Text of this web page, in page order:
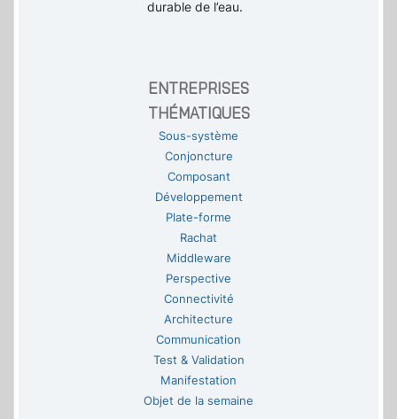
durable de l’eau.
ENTREPRISES
THÉMATIQUES
Sous-système
Conjoncture
Composant
Développement
Plate-forme
Rachat
Middleware
Perspective
Connectivité
Architecture
Communication
Test & Validation
Manifestation
Objet de la semaine